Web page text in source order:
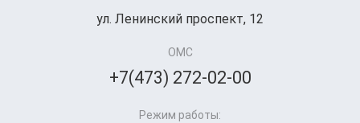
ул. Ленинский проспект, 12
ОМС
+7(473) 272-02-00
Режим работы: